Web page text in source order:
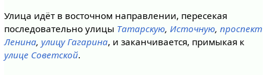
Улица идёт в восточном направлении, пересекая
последовательно улицы Татарскую, Источную, проспект
Ленина, улицу Гагарина, и заканчивается, примыкая к
улице Советской.